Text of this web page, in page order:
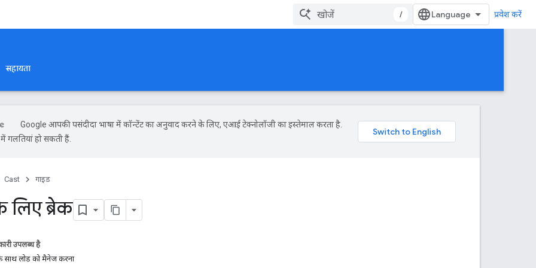
/ प्रवेश करें
सहायता
Google आपकी पसंदीदा भाषा में कॉन्टेंट का अनुवाद करने के लिए, एआई टेक्नोलॉजी का इस्तेमाल करता है.
गलतियां हो सकती हैं.
Cast गाइड
के लिए ब्रेक
उपलब्ध है
के साथ लोड को मैनेज करना